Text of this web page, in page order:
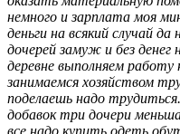
немного и зарплата моя
деньги на всякий случай
дочерей замуж и без денег
деревне выполняем
занимаемся хозяйством
поделаешь надо
добавок три дочери
все надо купить одеть